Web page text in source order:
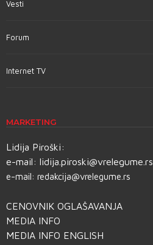
Vesti
Forum
Internet TV
MARKETING
Lidija Piroški:
e-mail: lidija.piroski@vrelegume.rs
e-mail: redakcija@vrelegume.rs
CENOVNIK OGLAŠAVANJA
MEDIA INFO
MEDIA INFO ENGLISH